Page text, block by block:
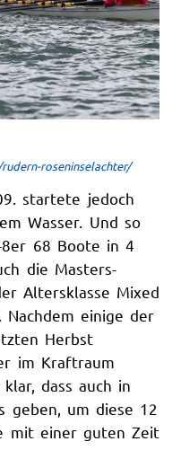
roseninselachter/
startete jedoch
Wasser. Und so
68 Boote in 4
die Masters-
Altersklasse Mixed
Nachdem einige der
Herbst
im Kraftraum
dass auch in
geben, um diese 12
mit einer guten Zeit